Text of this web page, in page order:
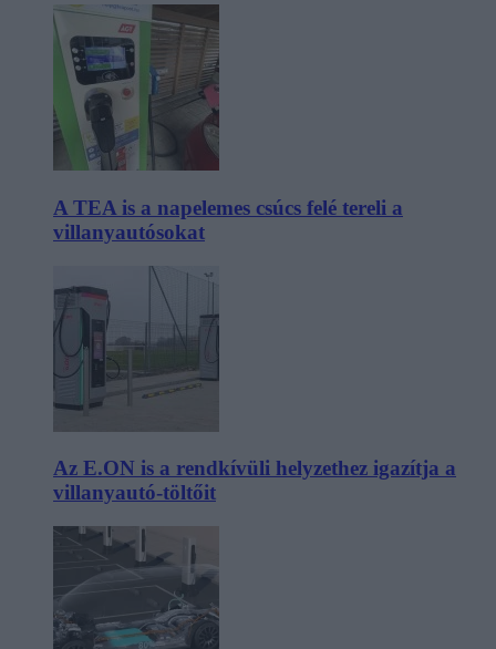
A TEA is a napelemes csúcs felé tereli a
villanyautósokat
Az E.ON is a rendkívüli helyzethez igazítja a
villanyautó-töltőit